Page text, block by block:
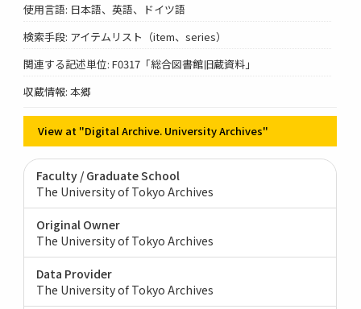
使用言語: 日本語、英語、ドイツ語
検索手段: アイテムリスト（item、series）
関連する記述単位: F0317「総合図書館旧蔵資料」
収蔵情報: 本郷
View at "Digital Archive. University Archives"
Faculty / Graduate School
The University of Tokyo Archives
Original Owner
The University of Tokyo Archives
Data Provider
The University of Tokyo Archives